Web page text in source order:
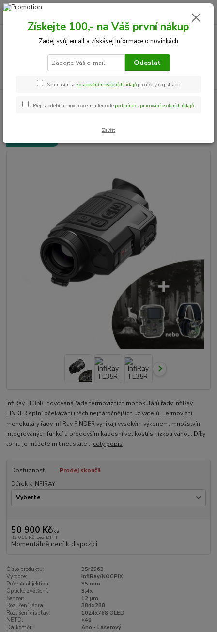
+420 534 534 863
0,00 Kč
InfiRay FL35R Inovovaná řada termovizních monokulárů řady InfiRay
FINDER splní očekávání i těch nejnáročnějších uživatelů. Termovizní
monokuláry řady InfiRay FINDER vynikají vysokým výkonem, množstvím
integrovaných funkcí a především kapesní velikostí s nízkou váhou. Díky
tomu je můžete mít neustále... celý popis
Dostupnost
Prodej skončil
Dárek k INFIRAY
50 900 Kč/ks
42 066 Kč bez DPH
Momentálně není k dispozici
Číslo produktu:
35r2563
Výrobce:
InfiRay/NOCPIX
Průměr objektivu:
35 mm
Optické zvětšení:
3,4x
Senzor:
12 µm
Rozlišení jádra:
384×288
Rozlišení display:
1024x768 OLED
NETD:
<40
Dálkoměr:
Ano - Laserový
Získejte 100,- na Váš první nákup
Zadej svůj email a získávej informace o novinkách
Odeslat
Souhlasím se zpracováním osobních údajů pro účely registrace.
Přeji si odebírat novinky e-mailem dle podmínek zpracování osobních údajů.
Zavřít